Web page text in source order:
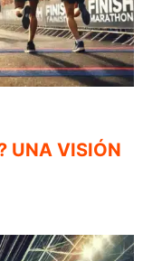
UNA VISIÓN